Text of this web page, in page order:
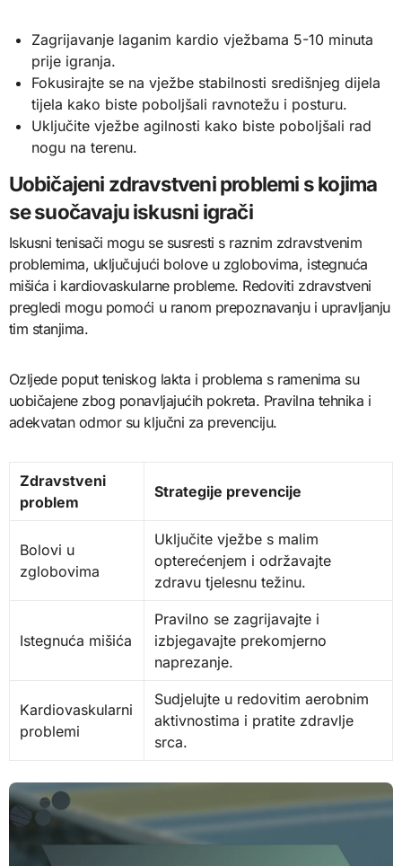
Zagrijavanje laganim kardio vježbama 5-10 minuta
prije igranja.
Fokusirajte se na vježbe stabilnosti središnjeg dijela
tijela kako biste poboljšali ravnotežu i posturu.
Uključite vježbe agilnosti kako biste poboljšali rad
nogu na terenu.
Uobičajeni zdravstveni problemi s kojima
se suočavaju iskusni igrači
Iskusni tenisači mogu se susresti s raznim zdravstvenim
problemima, uključujući bolove u zglobovima, istegnuća
mišića i kardiovaskularne probleme. Redoviti zdravstveni
pregledi mogu pomoći u ranom prepoznavanju i upravljanju
tim stanjima.
Ozljede poput teniskog lakta i problema s ramenima su
uobičajene zbog ponavljajućih pokreta. Pravilna tehnika i
adekvatan odmor su ključni za prevenciju.
Zdravstveni
problem
Strategije prevencije
Bolovi u
zglobovima
Uključite vježbe s malim
opterećenjem i održavajte
zdravu tjelesnu težinu.
Istegnuća mišića
Pravilno se zagrijavajte i
izbjegavajte prekomjerno
naprezanje.
Kardiovaskularni
problemi
Sudjelujte u redovitim aerobnim
aktivnostima i pratite zdravlje
srca.